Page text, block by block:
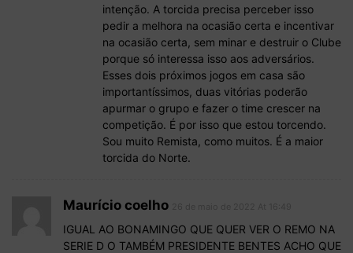
intenção. A torcida precisa perceber isso
pedir a melhora na ocasião certa e incentivar
na ocasião certa, sem minar e destruir o Clube
porque só interessa isso aos adversários.
Esses dois próximos jogos em casa são
importantíssimos, duas vitórias poderão
apurmar o grupo e fazer o time crescer na
competição. É por isso que estou torcendo.
Sou muito Remista, como muitos. É a maior
torcida do Norte.
Maurício coelho
IGUAL AO BONAMINGO QUE QUER VER O REMO NA
SERIE D O TAMBÉM PRESIDENTE BENTES ACHO QUE